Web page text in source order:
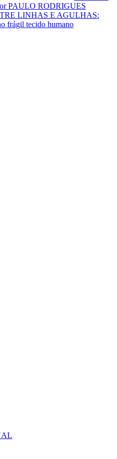
PAULO RODRIGUES
LINHAS E AGULHAS:
frágil tecido humano